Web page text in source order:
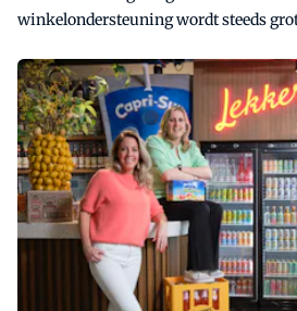
winkelondersteuning wordt steeds